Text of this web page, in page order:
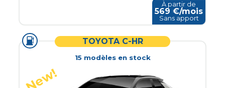
À partir de
569 €/mois
Sans apport
TOYOTA C-HR
15 modèlesen stock